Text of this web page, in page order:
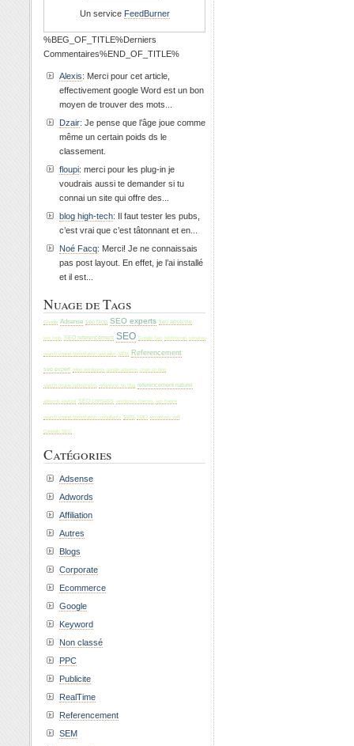
Un service FeedBurner
%BEG_OF_TITLE%Derniers
Commentaires%END_OF_TITLE%
Alexis: Merci pour cet article,
effectivement google Word est un bon
moyen de trouver des mots...
Dzair: Je pense que l’âge joue comme
même un certain poids ds le
classement.
floupi: merci pour les plug-in je
voudrais aussi te demander si tu
connai un site qui offre des...
blog high-tech: Il faut tester les pubs,
c’est vrai que c’est tâtonnant et en...
Noé Facq: Merci! Je ne connaissais
pas post layout. En effet, je l’ai installé
et il est...
Nuage de Tags
Google Adsense seo blog SEO experts seo adsense
seo tools SEO referencement SEO Google Seo technocrati tomateo
search engine optimization specialist SEM Referencement
seo expert wikio wordpress google adsense creer un blog
search engine optimization referencer un blog referencement naturel
adwords keytool SEO conseils wordpress themes seo france
search engine optimization consultants serp SMO wordpress seo
Conseils SEO
Catégories
Adsense
Adwords
Affiliation
Autres
Blogs
Corporate
Ecommerce
Google
Keyword
Non classé
PPC
Publicite
RealTime
Referencement
SEM